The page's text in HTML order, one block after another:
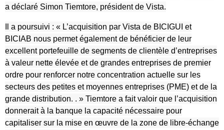
a déclaré Simon Tiemtore, président de Vista.
Il a poursuivi : « L’acquisition par Vista de BICIGUI et
BICIAB nous permet également de bénéficier de leur
excellent portefeuille de segments de clientèle d’entreprises
à valeur nette élevée et de grandes entreprises de premier
ordre pour renforcer notre concentration actuelle sur les
secteurs des petites et moyennes entreprises (PME) et de la
grande distribution. . » Tiemtore a fait valoir que l’acquisition
donnerait à la banque la capacité nécessaire pour
capitaliser sur la mise en œuvre de la zone de libre-échange